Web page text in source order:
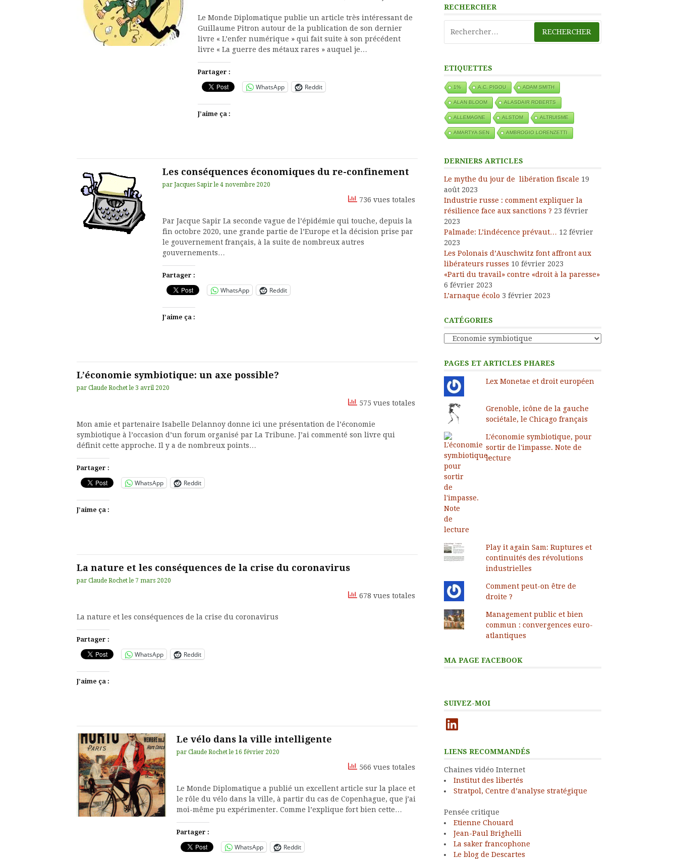
Le Monde Diplomatique publie un article très intéressant de
Guillaume Pitron autour de la publication de son dernier
livre « L’enfer numérique » qui fait suite à son précédent
livre « La guerre des métaux rares » auquel je…
Partager :
WhatsApp Reddit
J’aime ça :
Les conséquences économiques du re-confinement
par Jacques Sapir le 4 novembre 2020
736 vues totales
Par Jacque Sapir La seconde vague de l’épidémie qui touche, depuis la
fin octobre 2020, une grande partie de l’Europe et la décision prise par
le gouvernement français, à la suite de nombreux autres
gouvernements…
Partager :
WhatsApp Reddit
J’aime ça :
L’économie symbiotique: un axe possible?
par Claude Rochet le 3 avril 2020
575 vues totales
Mon amie et partenaire Isabelle Delannoy donne ici une présentation de l’économie
symbiotique à l’occasion d’un forum organisé par La Tribune. J’ai commenté son livre qui
définit cette approche. Il y a de nombreux points…
Partager :
WhatsApp Reddit
J’aime ça :
La nature et les conséquences de la crise du coronavirus
par Claude Rochet le 7 mars 2020
678 vues totales
La nature et les conséquences de la crise du coronavirus
Partager :
WhatsApp Reddit
J’aime ça :
Le vélo dans la ville intelligente
par Claude Rochet le 16 février 2020
566 vues totales
Le Monde Diplomatique a publié un excellent article sur la place et
le rôle du vélo dans la ville, à partir du cas de Copenhague, que j’ai
moi-même pu expérimenter. Comme l’explique fort bien cette…
Partager :
WhatsApp Reddit
RECHERCHER
ETIQUETTES
1% A.C. PIGOU ADAM SMITH
ALAN BLOOM ALASDAIR ROBERTS
ALLEMAGNE ALSTOM ALTRUISME
AMARTYA SEN AMBROGIO LORENZETTI
DERNIERS ARTICLES
Le mythe du jour de libération fiscale 19
août 2023
Industrie russe : comment expliquer la
résilience face aux sanctions ? 23 février
2023
Palmade: L’indécence prévaut… 12 février
2023
Les Polonais d’Auschwitz font affront aux
libérateurs russes 10 février 2023
«Parti du travail» contre «droit à la paresse»
6 février 2023
L’arnaque écolo 3 février 2023
CATÉGORIES
Catégories
PAGES ET ARTICLES PHARES
Lex Monetae et droit européen
Grenoble, icône de la gauche
sociétale, le Chicago français
L'économie symbiotique, pour
sortir de l'impasse. Note de
lecture
Play it again Sam: Ruptures et
continuités des révolutions
industrielles
Comment peut-on être de
droite ?
Management public et bien
commun : convergences euro-
atlantiques
MA PAGE FACEBOOK
SUIVEZ-MOI
LinkedIn
LIENS RECOMMANDÉS
Chaines vidéo Internet
Institut des libertés
Stratpol, Centre d’analyse stratégique
Pensée critique
Etienne Chouard
Jean-Paul Brighelli
La saker francophone
Le blog de Descartes